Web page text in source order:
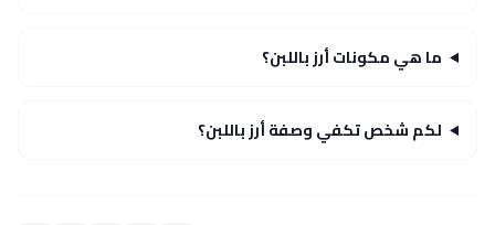
ما هي مكونات أرز باللبن؟
لكم شخص تكفي وصفة أرز باللبن؟